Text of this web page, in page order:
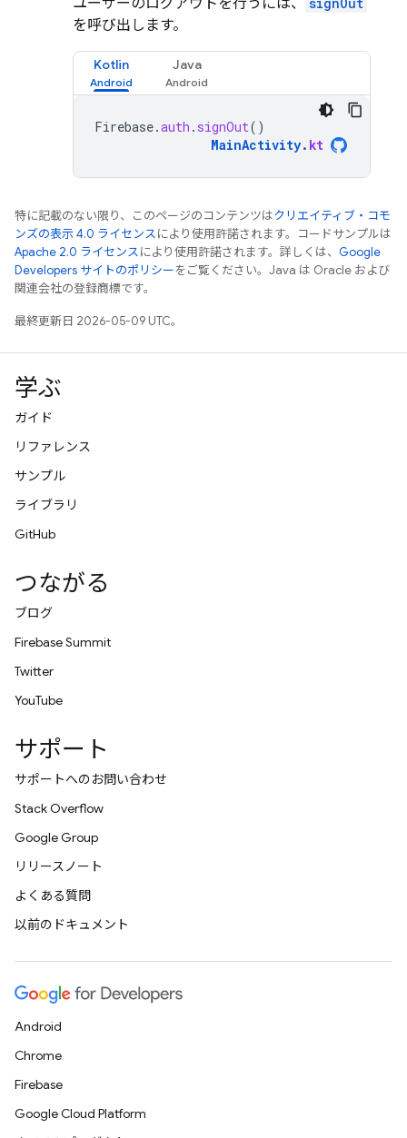
ユーザーのログアウトを行うには、
を呼び出します。
Kotlin Java
Firebase.auth . signOut()
MainActivity. kt
特に記載のない限り、このページのコンテンツはクリエイティブ・コモ
ンズの表示 4.0 ライセンスにより使用許諾されます。コードサンプルは
Apache 2.0 ライセンスにより使用許諾されます。詳しくは、 Google
Developers サイトのポリシーをご覧ください。Java は Oracle および
関連会社の登録商標です。
最終更新日 2026-05-09 UTC。
学ぶ
ガイド
リファレンス
サンプル
ライブラリ
GitHub
つながる
ブログ
Firebase Summit
Twitter
YouTube
サポート
サポートへのお問い合わせ
Stack Overflow
Google Group
リリースノート
よくある質問
以前のドキュメント
Android
Chrome
Firebase
Google Cloud Platform